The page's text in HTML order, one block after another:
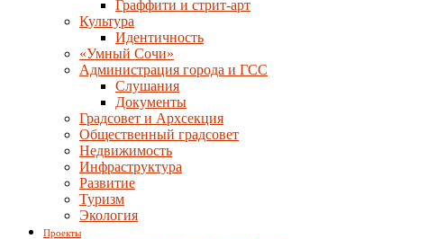
Граффити и стрит-арт
Культура
Идентичность
«Умный Сочи»
Администрация города и ГСС
Слушания
Документы
Градсовет и Архсекция
Общественный градсовет
Недвижимость
Инфраструктура
Развитие
Туризм
Экология
Проекты